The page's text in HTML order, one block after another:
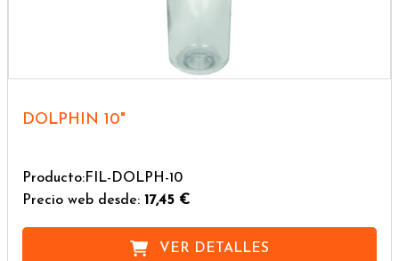
DOLPHIN 10"
Producto:FIL-DOLPH-10
Precio web desde: 17,45 €
VER DETALLES